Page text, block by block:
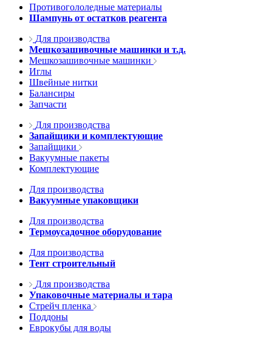
Противогололедные материалы
Шампунь от остатков реагента
Для производства
Мешкозашивочные машинки и т.д.
Мешкозашивочные машинки
Иглы
Швейные нитки
Балансиры
Запчасти
Для производства
Запайщики и комплектующие
Запайщики
Вакуумные пакеты
Комплектующие
Для производства
Вакуумные упаковщики
Для производства
Термоусадочное оборудование
Для производства
Тент строительный
Для производства
Упаковочные материалы и тара
Стрейч пленка
Поддоны
Еврокубы для воды